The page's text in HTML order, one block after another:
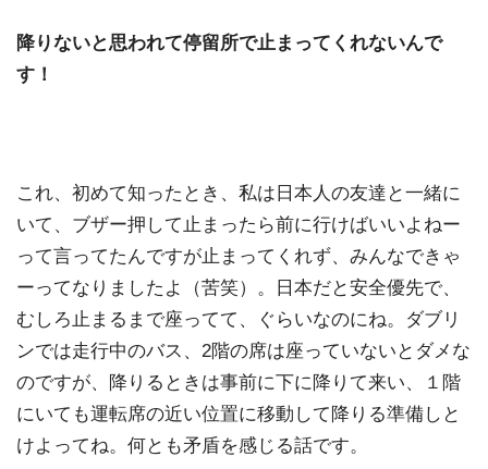
降りないと思われて停留所で止まってくれないんで
す！
これ、初めて知ったとき、私は日本人の友達と一緒に
いて、ブザー押して止まったら前に行けばいいよねー
って言ってたんですが止まってくれず、みんなできゃ
ーってなりましたよ（苦笑）。日本だと安全優先で、
むしろ止まるまで座ってて、ぐらいなのにね。ダブリ
ンでは走行中のバス、2階の席は座っていないとダメな
のですが、降りるときは事前に下に降りて来い、１階
にいても運転席の近い位置に移動して降りる準備しと
けよってね。何とも矛盾を感じる話です。